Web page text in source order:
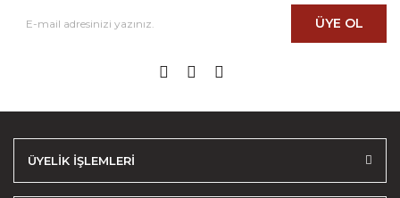
ÜYE OL
ÜYELİK İŞLEMLERİ